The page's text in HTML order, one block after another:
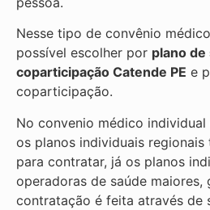
Nesse tipo de convênio
possível escolher por plano
coparticipação Catende PE e
coparticipação.
No convenio médico
os planos individuais
para contratar, já os planos
operadoras de saúde maiores,
contratação é feita através de